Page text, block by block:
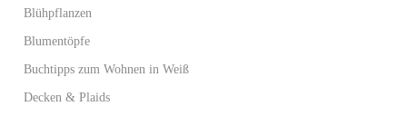
Blühpflanzen
Blumentöpfe
Buchtipps zum Wohnen in Weiß
Decken & Plaids